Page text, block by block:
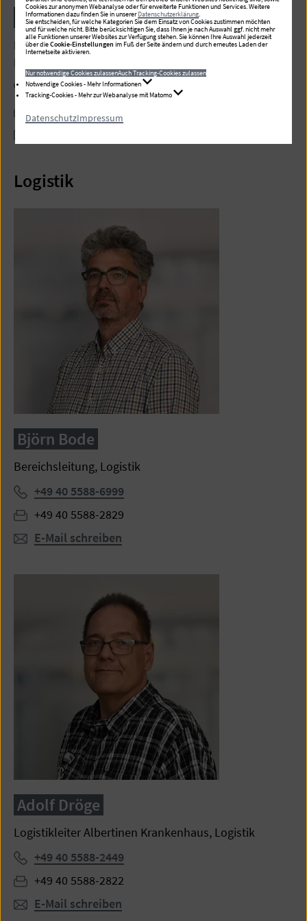
Anne Goldmann
Leitung Verpflegungsassistenz Albertinen
Krankenhaus/Albertinen Haus, Speisenversorgung
Telefon:
+49 40 55 88-6328
+49 40 55 88-2937
Logistik
Björn Bode
Bereichsleitung, Logistik
Telefon:
+49 40 5588-6999
Fax:
+49 40 5588-2829
E-Mail schreiben
Adolf Dröge
Logistikleiter Albertinen Krankenhaus, Logistik
Telefon:
+49 40 5588-2449
Fax:
+49 40 5588-2822
E-Mail schreiben
Cookies zur anonymen Webanalyse oder für erweiterte Funktionen und Services. Weitere
Informationen dazu finden Sie in unsererDatenschutzerklärung.
Sie entscheiden, für welche Kategorien Sie dem Einsatz von Cookies zustimmen möchten
und für welche nicht. Bitte berücksichtigen Sie, dass Ihnen je nach Auswahl ggf. nicht mehr
alle Funktionen unserer Websites zur Verfügung stehen. Sie können Ihre Auswahl jederzeit
über dieCookie-Einstellungen im Fuß der Seite ändern und durch erneutes Laden der
Internetseite aktivieren.
Nur notwendige Cookies zulassenAuch Tracking-Cookies zulassen
Notwendige Cookies - Mehr Informationen
Tracking-Cookies - Mehr zur Webanalyse mit Matomo
DatenschutzImpressum